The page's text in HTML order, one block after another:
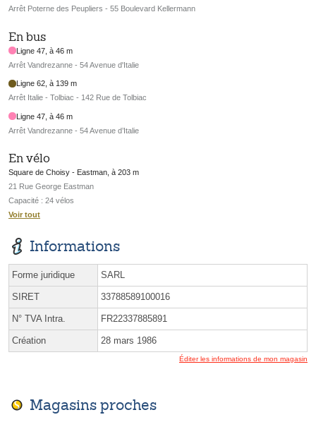
Arrêt Poterne des Peupliers - 55 Boulevard Kellermann
En bus
Ligne 47, à 46 m
Arrêt Vandrezanne - 54 Avenue d'Italie
Ligne 62, à 139 m
Arrêt Italie - Tolbiac - 142 Rue de Tolbiac
Ligne 47, à 46 m
Arrêt Vandrezanne - 54 Avenue d’Italie
En vélo
Square de Choisy - Eastman, à 203 m
21 Rue George Eastman
Capacité : 24 vélos
Voir tout
Informations
Forme juridique SARL
SIRET 33788589100016
N° TVA Intra. FR22337885891
Création 28 mars 1986
Éditer les informations de mon magasin
Magasins proches